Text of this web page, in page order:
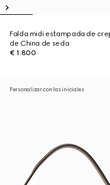
Falda midi estampada de
de China de seda
€ 1.800
Personalizar con las iniciales